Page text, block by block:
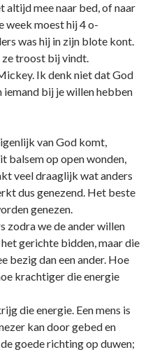
altijd mee naar bed, of naar
week moest hij 4 o­
was hij in zijn blote kont.
ze troost bij vindt.
Ik denk niet dat God
bij je willen hebben
van God komt,
balsem op open wonden,
veel draaglijk wat anders
dus genezend. Het beste
genezen.
zodra we de ander willen
gerichte bidden, maar die
bezig dan een ander. Hoe
krachtiger die energie
die energie. Een mens is
kan door gebed en
goede richting op duwen;